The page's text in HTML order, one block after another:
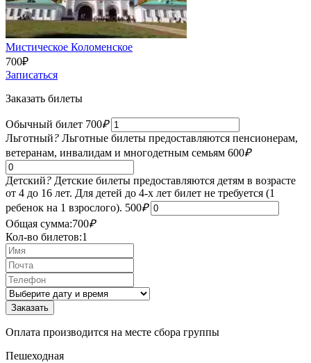
Мистическое Коломенское
700₽
Записаться
Заказать билеты
Обычный билет 700₽
Льготный? Льготные билеты предоставляются пенсионерам,
ветеранам, инвалидам и многодетным семьям 600₽
Детский? Детские билеты предоставляются детям в возрасте
от 4 до 16 лет. Для детей до 4-х лет билет не требуется (1
ребенок на 1 взрослого). 500₽
Общая сумма:700₽
Кол-во билетов:1
Оплата производится на месте сбора группы
Пешеходная